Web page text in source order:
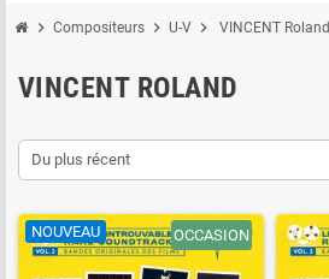
chevron_right Compositeurs chevron_right U-V chevron_right VINCENT Roland
VINCENT ROLAND
Du plus récent
NOUVEAU OCCASION